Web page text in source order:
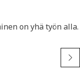
on yhä työn alla.